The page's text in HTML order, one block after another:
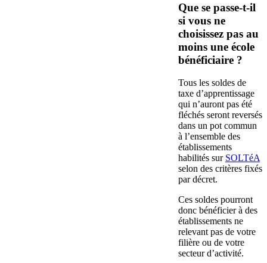
Que se passe-t-il
si vous ne
choisissez pas au
moins une école
bénéficiaire ?
Tous les soldes de
taxe d’apprentissage
qui n’auront pas été
fléchés seront reversés
dans un pot commun
à l’ensemble des
établissements
habilités sur SOLTéA
selon des critères fixés
par décret.
Ces soldes pourront
donc bénéficier à des
établissements ne
relevant pas de votre
filière ou de votre
secteur d’activité.